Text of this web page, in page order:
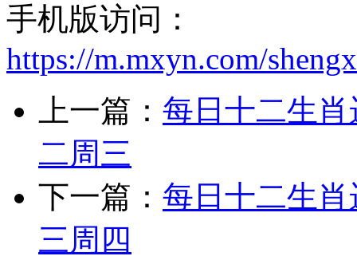
手机版访问：
https://m.mxyn.com/
上一篇： 每日十二生肖
二周三
下一篇： 每日十二生
三周四